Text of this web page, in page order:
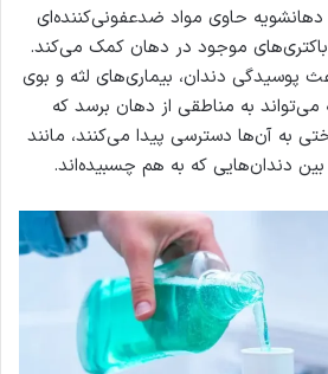
دهانشویه حاوی مواد ضدعفونی‌کننده‌ای
موجود در دهان کمک می‌کند.
پوسیدگی دندان، بیماری‌های لثه و بوی
به مناطقی از دهان برسد که
به آن‌ها دسترسی پیدا می‌کنند، مانند
دندان‌هایی که به هم چسبیده‌اند.